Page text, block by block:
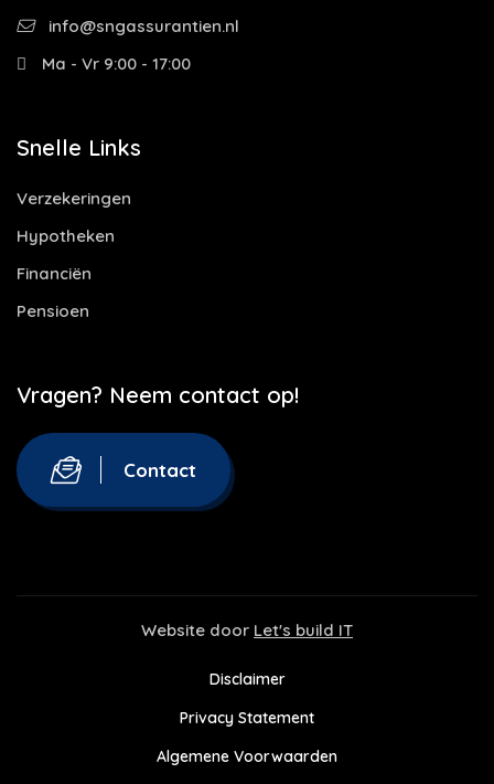
info@sngassurantien.nl
Ma - Vr 9:00 - 17:00
Snelle Links
Verzekeringen
Hypotheken
Financiën
Pensioen
Vragen? Neem contact op!
Contact
Website door Let's build IT
Disclaimer
Privacy Statement
Algemene Voorwaarden